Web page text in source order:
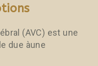
(AVC) est une
due àune